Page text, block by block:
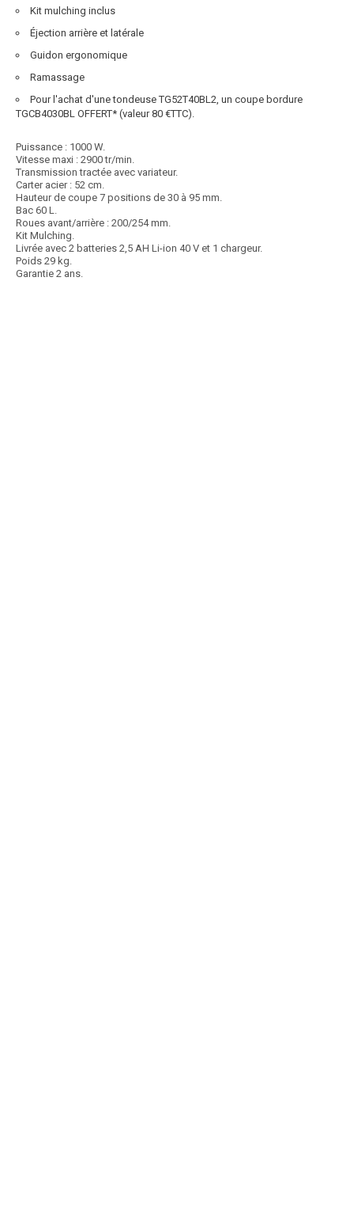
Kit mulching inclus
Éjection arrière et latérale
Guidon ergonomique
Ramassage
Pour l'achat d'une tondeuse TG52T40BL2, un coupe bordure
TGCB4030BL OFFERT* (valeur 80 €TTC).
Puissance : 1000 W.
Vitesse maxi : 2900 tr/min.
Transmission tractée avec variateur.
Carter acier : 52 cm.
Hauteur de coupe 7 positions de 30 à 95 mm.
Bac 60 L.
Roues avant/arrière : 200/254 mm.
Kit Mulching.
Livrée avec 2 batteries 2,5 AH Li-ion 40 V et 1 chargeur.
Poids 29 kg.
Garantie 2 ans.